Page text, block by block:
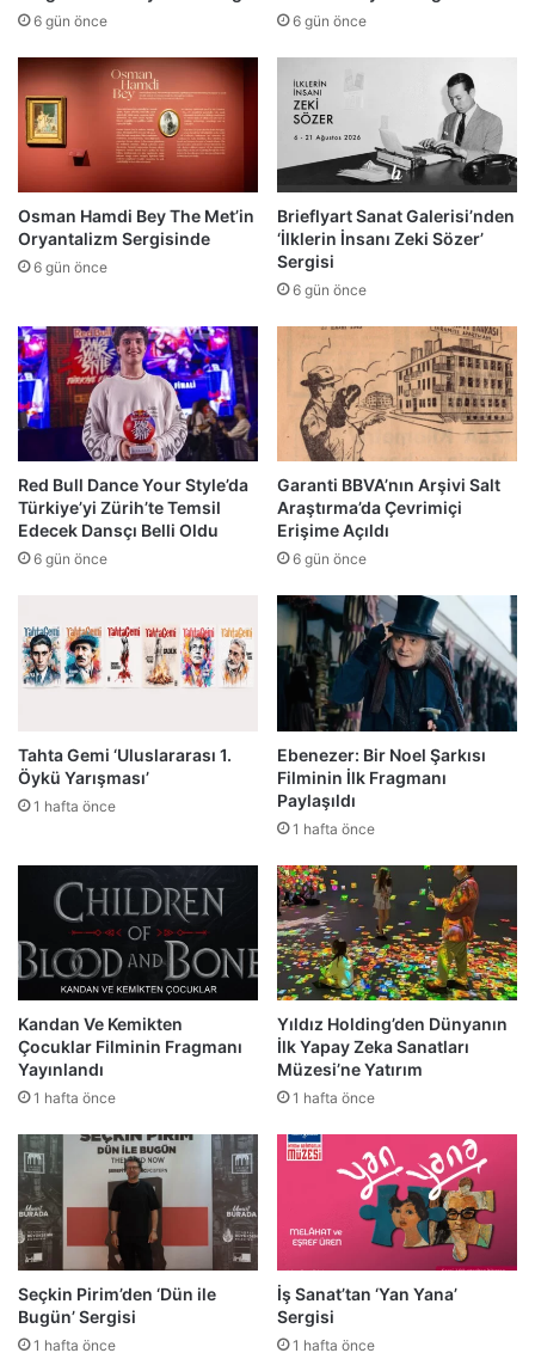
6 gün önce 6 gün önce
Osman Hamdi Bey The Met’in
Oryantalizm Sergisinde
6 gün önce
Brieflyart Sanat Galerisi’nden
‘İlklerin İnsanı Zeki Sözer’
Sergisi
6 gün önce
Red Bull Dance Your Style’da
Türkiye’yi Zürih’te Temsil
Edecek Dansçı Belli Oldu
6 gün önce
Garanti BBVA’nın Arşivi Salt
Araştırma’da Çevrimiçi
Erişime Açıldı
6 gün önce
Tahta Gemi ‘Uluslararası 1.
Öykü Yarışması’
1 hafta önce
Ebenezer: Bir Noel Şarkısı
Filminin İlk Fragmanı
Paylaşıldı
1 hafta önce
Kandan Ve Kemikten
Çocuklar Filminin Fragmanı
Yayınlandı
1 hafta önce
Yıldız Holding’den Dünyanın
İlk Yapay Zeka Sanatları
Müzesi’ne Yatırım
1 hafta önce
Seçkin Pirim’den ‘Dün ile
Bugün’ Sergisi
1 hafta önce
İş Sanat’tan ‘Yan Yana’
Sergisi
1 hafta önce